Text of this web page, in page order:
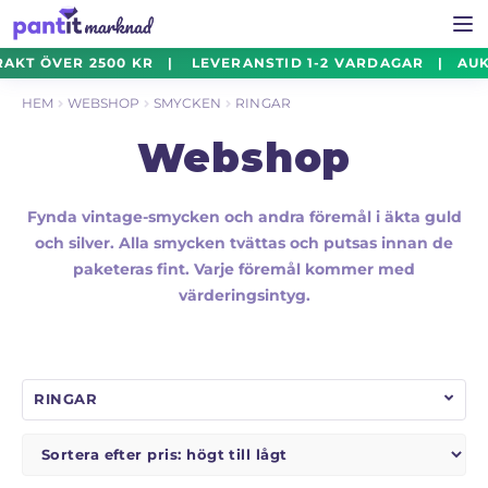
Hoppa
till
navigering
Hoppa
till
innehåll
2500 KR | LEVERANSTID 1-2
Smycken
ALLA SMYCKEN
BERLOCKER
KLOCKOR
HEM WEBSHOP SMYCKEN RINGAR
Webshop
Fynda vintage-smycken och andra föremål i äkta guld
och silver. Alla smycken tvättas och putsas innan de
paketeras fint. Varje föremål kommer med
värderingsintyg.
RINGAR